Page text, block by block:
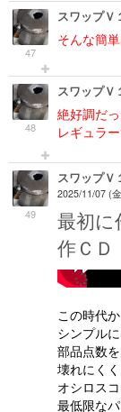
47
スワップＶ
そんな簡
48
スワップＶ
絶好調だ
レギュラ
49
スワップＶ
2025/11/07 (
最初
作ＣＤ
-->
この時代
シンプル
部品点数
壊れにく
オシロス
最低限な